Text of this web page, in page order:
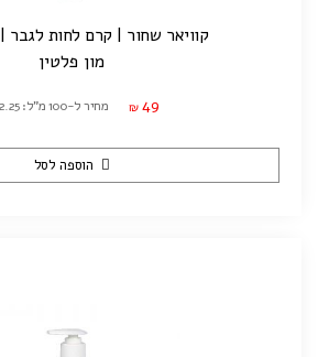
קוויאר שחור | קרם לחות לגבר | 400 מ"ל
מון פלטין
₪ 49 מחיר ל-100 מ"ל: ₪12.25
הוספה לסל